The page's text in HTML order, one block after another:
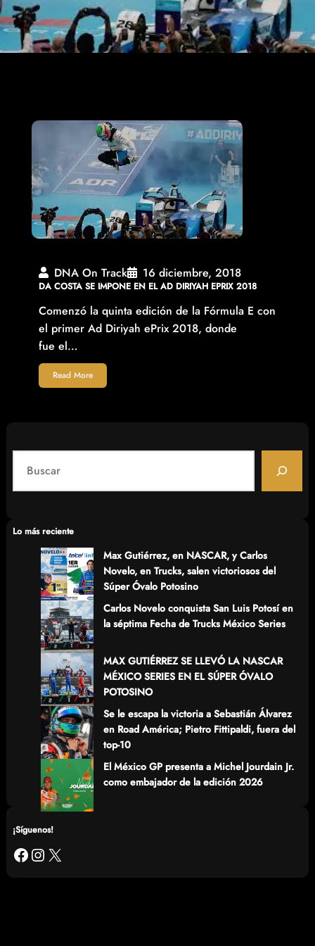
DNA On Track 16 diciembre, 2018
DA COSTA SE IMPONE EN EL AD DIRIYAH EPRIX 2018
Comenzó la quinta edición de la Fórmula E con
el primer Ad Diriyah ePrix 2018, donde
fue el…
Read More
a
cLo más reciente
Max Gutiérrez, en NASCAR, y Carlos
Novelo, en Trucks, salen victoriosos del
Súper Óvalo Potosino
Carlos Novelo conquista San Luis Potosí en
la séptima Fecha de Trucks México Series
MAX GUTIÉRREZ SE LLEVÓ LA NASCAR
MÉXICO SERIES EN EL SÚPER ÓVALO
POTOSINO
Se le escapa la victoria a Sebastián Álvarez
en Road América; Pietro Fittipaldi, fuera del
top-10
El México GP presenta a Michel Jourdain Jr.
como embajador de la edición 2026
¡Síguenos!
Facebook Instagram X